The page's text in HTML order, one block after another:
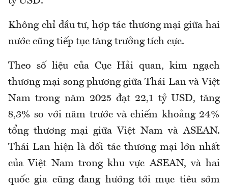
Không chỉ đầu tư, hợp tác thương mại giữa hai
nước cũng tiếp tục tăng trưởng tích cực.
Theo số liệu của Cục Hải quan, kim ngạch
thương mại song phương giữa Thái Lan và Việt
Nam trong năm 2025 đạt 22,1 tỷ USD, tăng
8,3% so với năm trước và chiếm khoảng 24%
tổng thương mại giữa Việt Nam và ASEAN.
Thái Lan hiện là đối tác thương mại lớn nhất
của Việt Nam trong khu vực ASEAN, và hai
quốc gia cũng đang hướng tới mục tiêu sớm